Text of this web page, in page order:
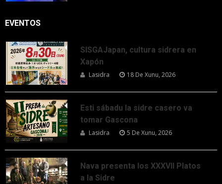
EVENTOS
SISGAJapan, cultura sidrera en
Xapón
Lasidra 18 De Xunu, 2026
Esti sábadu la sidre casero va
tomar Gascona
Lasidra 5 De Xunu, 2026
Nava presenta los XXXVII Platos
a la Sidre